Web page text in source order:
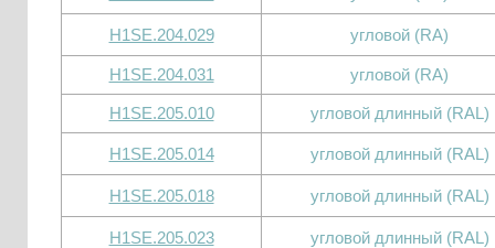
H1SE.204.029 угловой (RA)
H1SE.204.031 угловой (RA)
H1SE.205.010 угловой длинный (RAL)
H1SE.205.014 угловой длинный (RAL)
H1SE.205.018 угловой длинный (RAL)
H1SE.205.023 угловой длинный (RAL)